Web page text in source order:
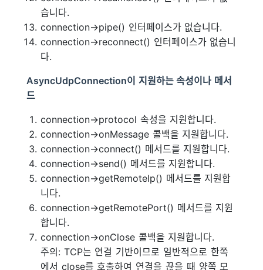
습니다.
connection->pipe() 인터페이스가 없습니다.
connection->reconnect() 인터페이스가 없습니
다.
AsyncUdpConnection이 지원하는 속성이나 메서
드
connection->protocol 속성을 지원합니다.
connection->onMessage 콜백을 지원합니다.
connection->connect() 메서드를 지원합니다.
connection->send() 메서드를 지원합니다.
connection->getRemoteIp() 메서드를 지원합
니다.
connection->getRemotePort() 메서드를 지원
합니다.
connection->onClose 콜백을 지원합니다.
주의: TCP는 연결 기반이므로 일반적으로 한쪽
에서 close를 호출하여 연결을 끊을 때 양쪽 모